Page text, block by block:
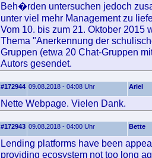
Beh�rden untersuchen jedoch
unter viel mehr Management zu
Vom 10. bis zum 21. Oktober 2015
Thema "Anerkennung der
Gruppen (etwa 20 Chat-Gruppen
Autors gesendet.
#172944 09.08.2018 - 04:08 Uhr Ariel
Nette Webpage. Vielen Dank.
#172943 09.08.2018 - 04:00 Uhr Bette
Lending platforms have been
providing ecosystem not too long